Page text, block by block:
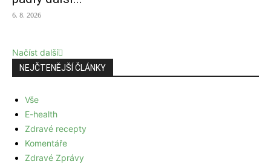
6. 8. 2026
Načíst další
NEJČTENĚJŠÍ ČLÁNKY
Vše
E-health
Zdravé recepty
Komentáře
Zdravé Zprávy